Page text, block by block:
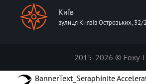
Київ
вулиця Князів Острозьких, 32/
2015-2026 © Foxy-
BannerText_Seraphinite